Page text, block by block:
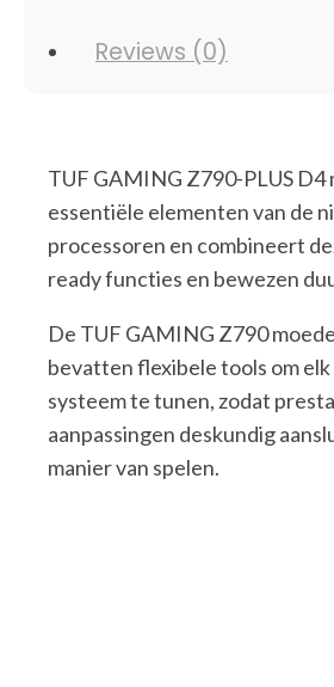
Reviews (0)
TUF GAMING Z790-PLUS D4
essentiële elementen van de
processoren en combineert
ready functies en bewezen
De TUF GAMING Z790
bevatten flexibele tools om
systeem te tunen, zodat
aanpassingen deskundig
manier van spelen.